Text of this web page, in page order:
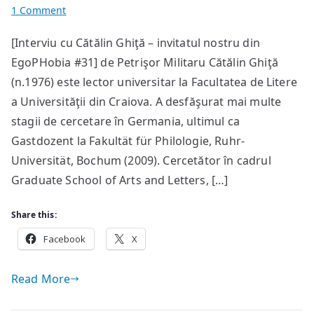
1 Commenton
de
teroare
se
mulţumesc
acolo
unde
cele
expun
fără
[Interviu cu Cătălin Ghiţă – invitatul nostru din
EgoPHobia #31] de Petrişor Militaru Cătălin Ghiţă
(n.1976) este lector universitar la Facultatea de Litere
a Universităţii din Craiova. A desfăşurat mai multe
stagii de cercetare în Germania, ultimul ca
Gastdozent la Fakultät für Philologie, Ruhr-
Universität, Bochum (2009). Cercetător în cadrul
Graduate School of Arts and Letters, […]
Share this:
Facebook X
Read More